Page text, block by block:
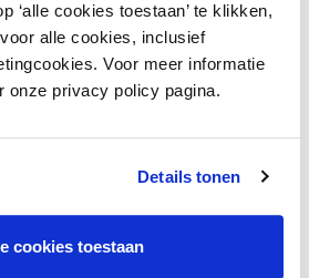
‘alle cookies toestaan’ te klikken,
alle cookies, inclusief
Voor meer informatie
onze privacy policy pagina.
Details tonen
cookies toestaan
een offerte aan’
over online